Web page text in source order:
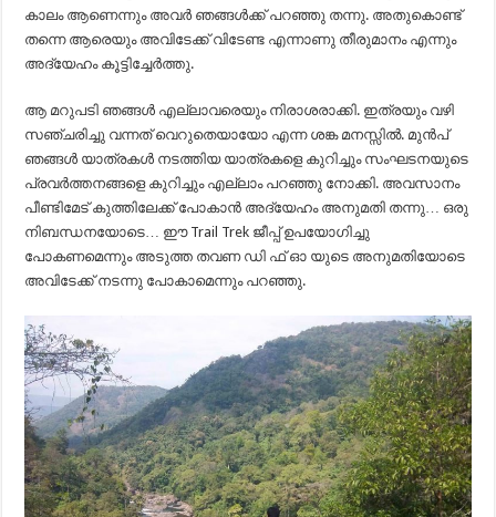
കാലം ആണെന്നും അവർ ഞങ്ങൾക്ക് പറഞ്ഞു തന്നു. അതുകൊണ്ട്
തന്നെ ആരെയും അവിടേക്ക് വിടേണ്ട എന്നാണു തീരുമാനം എന്നും
അദ്യേഹം കൂട്ടിച്ചേർത്തു.
ആ മറുപടി ഞങ്ങൾ എല്ലാവരെയും നിരാശരാക്കി. ഇത്രയും വഴി
സഞ്ചരിച്ചു വന്നത് വെറുതെയായോ എന്ന ശങ്ക മനസ്സിൽ. മുൻപ്
ഞങ്ങൾ യാത്രകൾ നടത്തിയ യാത്രകളെ കുറിച്ചും സംഘടനയുടെ
പ്രവർത്തനങ്ങളെ കുറിച്ചും എല്ലാം പറഞ്ഞു നോക്കി. അവസാനം
പീണ്ടിമേട്‌ കുത്തിലേക്ക്‌ പോകാൻ അദ്യേഹം അനുമതി തന്നു… ഒരു
നിബന്ധനയോടെ… ഈ Trail Trek ജീപ്പ് ഉപയോഗിച്ചു
പോകണമെന്നും അടുത്ത തവണ ഡി ഫ് ഓ യുടെ അനുമതിയോടെ
അവിടേക്ക് നടന്നു പോകാമെന്നും പറഞ്ഞു.